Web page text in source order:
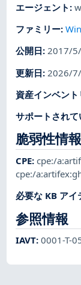
エージェント :
ファミリー:
公開日:2017/
更新日: 2026/
資産インベント
サポートされ
脆弱性情
CPE:cpe:/
cpe:/
必要な KB アイ
参照情報
IAVT:0001-T-